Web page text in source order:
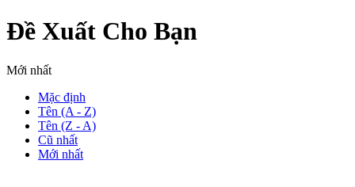
Đề Xuất Cho Bạn
Mới nhất
Mặc định
Tên (A - Z)
Tên (Z - A)
Cũ nhất
Mới nhất